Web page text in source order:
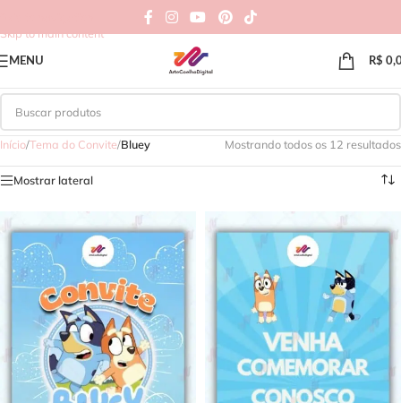
Skip to main content
MENU R$
Início/Tema do Convite/Bluey Mostrando todos os 12 resultados
Mostrar lateral